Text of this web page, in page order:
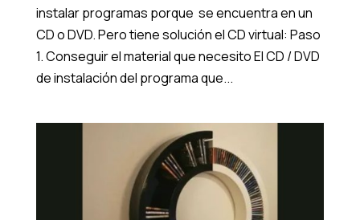
instalar programas porque se encuentra en un
CD o DVD. Pero tiene solución el CD virtual: Paso
1. Conseguir el material que necesito El CD / DVD
de instalación del programa que...